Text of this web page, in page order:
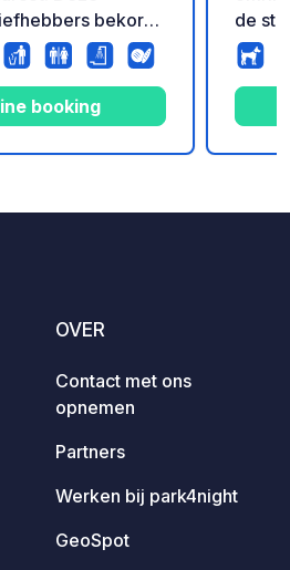
bekoren
een oase van rust
natuur. De ideale
in alle rust, ver
booking
de
graag
van
OVER
Contact met ons
opnemen
Partners
Werken bij park4night
GeoSpot